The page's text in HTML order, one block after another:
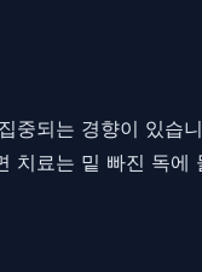
되는 경향이 있습
치료는 밑 빠진 독에